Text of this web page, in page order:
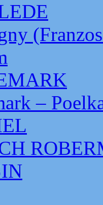
–